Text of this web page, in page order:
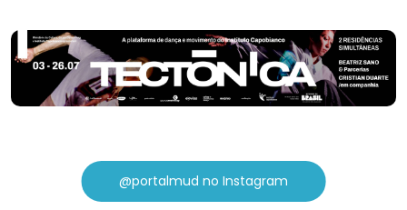
@portalmud no Instagram